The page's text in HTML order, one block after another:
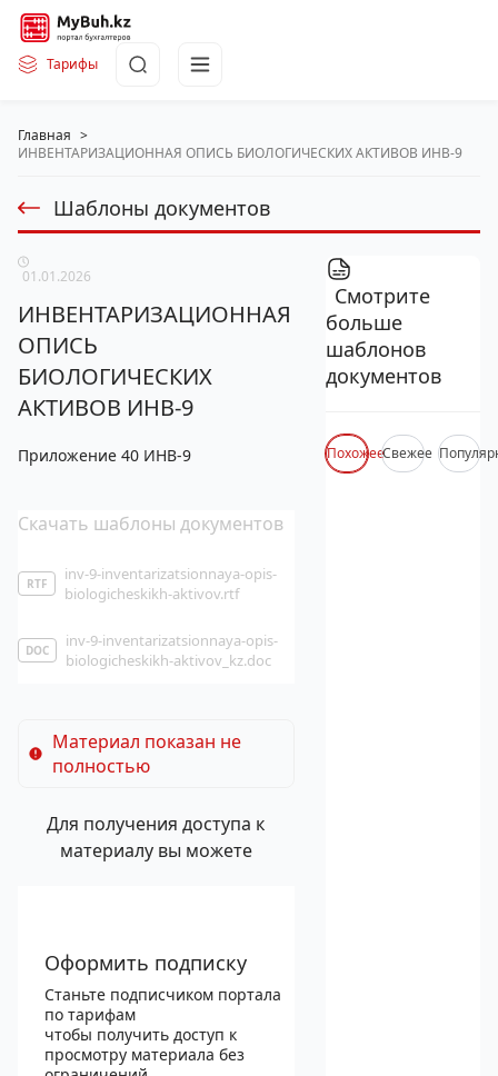
Тарифы
Главная >
ИНВЕНТАРИЗАЦИОННАЯ ОПИСЬ БИОЛОГИЧЕСКИХ АКТИВОВ ИНВ-9
Шаблоны документов
01.01.2026
ИНВЕНТАРИЗАЦИОННАЯ
ОПИСЬ
БИОЛОГИЧЕСКИХ
АКТИВОВ ИНВ-9
Приложение 40 ИНВ-9
Скачать шаблоны документов
RTF
inv-9-inventarizatsionnaya-opis-
biologicheskikh-aktivov.rtf
DOC
inv-9-inventarizatsionnaya-opis-
biologicheskikh-aktivov_kz.doc
Материал показан не
полностью
Для получения доступа к
материалу вы можете
Оформить подписку
Станьте подписчиком портала
по тарифам
чтобы получить доступ к
просмотру материала без
Смотрите
больше
шаблонов
документов
ПохожееСвежее